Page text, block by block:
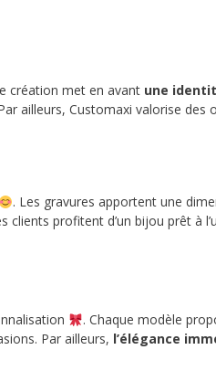
création met en avant une
ailleurs, Customaxi valorise
. Les gravures apportent une
clients profitent d’un bijou prêt à
. Chaque modèle
Par ailleurs, l’élégance